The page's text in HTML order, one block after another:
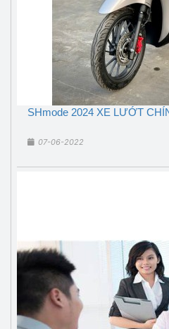
SHmode 2024 XE LƯỚT
07-06-2022